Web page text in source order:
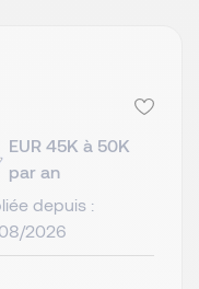
EUR 45K à 50K
par an
depuis :
2026